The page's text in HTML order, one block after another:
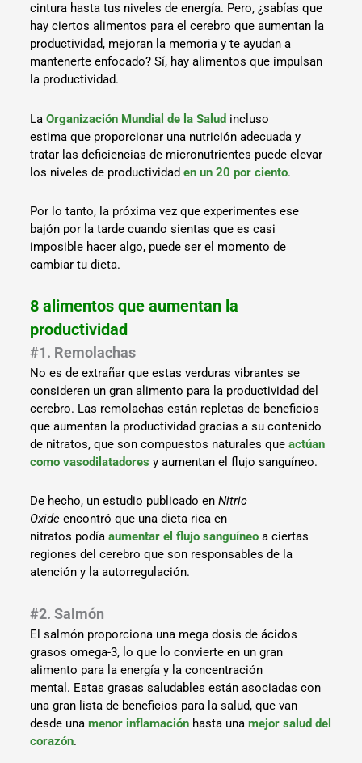
cintura hasta tus niveles de energía. Pero, ¿sabías que
hay ciertos alimentos para el cerebro que aumentan la
productividad, mejoran la memoria y te ayudan a
mantenerte enfocado? Sí, hay alimentos que impulsan
la productividad.
LaOrganización Mundial de la Salud incluso
estima que proporcionar una nutrición adecuada y
tratar las deficiencias de micronutrientes puede elevar
los niveles de productividaden un 20 por ciento.
Por lo tanto, la próxima vez que experimentes ese
bajón por la tarde cuando sientas que es casi
imposible hacer algo, puede ser el momento de
cambiar tu dieta.
8 alimentos que aumentan la
productividad
#1. Remolachas
No es de extrañar que estas verduras vibrantes se
consideren un gran alimento para la productividad del
cerebro. Las remolachas están repletas de beneficios
que aumentan la productividad gracias a su contenido
de nitratos, que son compuestos naturales queactúan
como vasodilatadores y aumentan el flujo sanguíneo.
De hecho, un estudio publicado enNitric
Oxide encontró que una dieta rica en
nitratos podíaaumentar el flujo sanguíneo a ciertas
regiones del cerebro que son responsables de la
atención y la autorregulación.
#2. Salmón
El salmón proporciona una mega dosis de ácidos
grasos omega-3, lo que lo convierte en un gran
alimento para la energía y la concentración
mental. Estas grasas saludables están asociadas con
una gran lista de beneficios para la salud, que van
desde unamenor inflamación hasta unamejor salud del
corazón.